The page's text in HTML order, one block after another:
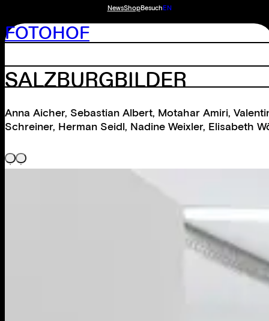
NewsShopBesuchEN
FOTOHOF
SALZBURGBILDER
Anna Aicher, Sebastian Albert, Motahar Amiri,
Schreiner, Herman Seidl, Nadine Weixler, Elisabeth